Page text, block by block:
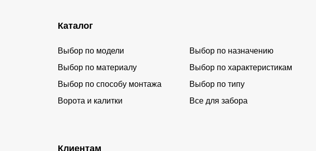
Каталог
Выбор по модели
Выбор по назначению
Выбор по материалу
Выбор по характеристикам
Выбор по способу монтажа
Выбор по типу
Ворота и калитки
Все для забора
Клиентам